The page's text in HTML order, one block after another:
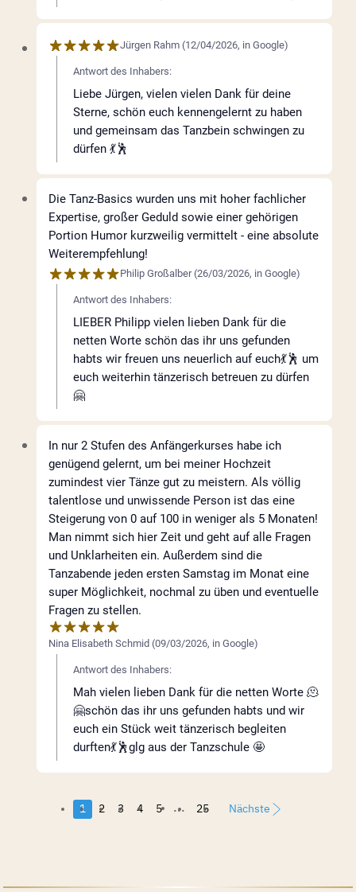
Jürgen Rahm (12/04/2026, in Google)
Antwort des Inhabers:
Liebe Jürgen, vielen vielen Dank für deine
Sterne, schön euch kennengelernt zu haben
und gemeinsam das Tanzbein schwingen zu
dürfen 💃🕺
Die Tanz-Basics wurden uns mit hoher fachlicher
Expertise, großer Geduld sowie einer gehörigen
Portion Humor kurzweilig vermittelt - eine absolute
Weiterempfehlung!
Philip Großalber(26/03/2026, in Google)
Antwort des Inhabers:
LIEBER Philipp vielen lieben Dank für die
netten Worte schön das ihr uns gefunden
habts wir freuen uns neuerlich auf euch💃🕺 um
euch weiterhin tänzerisch betreuen zu dürfen
🤗
In nur 2 Stufen des Anfängerkurses habe ich
genügend gelernt, um bei meiner Hochzeit
zumindest vier Tänze gut zu meistern. Als völlig
talentlose und unwissende Person ist das eine
Steigerung von 0 auf 100 in weniger als 5 Monaten!
Man nimmt sich hier Zeit und geht auf alle Fragen
und Unklarheiten ein. Außerdem sind die
Tanzabende jeden ersten Samstag im Monat eine
super Möglichkeit, nochmal zu üben und eventuelle
Fragen zu stellen.
Nina Elisabeth Schmid (09/03/2026, in Google)
Antwort des Inhabers:
Mah vielen lieben Dank für die netten Worte 🫠
🤗schön das ihr uns gefunden habts und wir
euch ein Stück weit tänzerisch begleiten
durften💃🕺glg aus der Tanzschule 🤩
1 2 3 4 5 ... 25 Nächste